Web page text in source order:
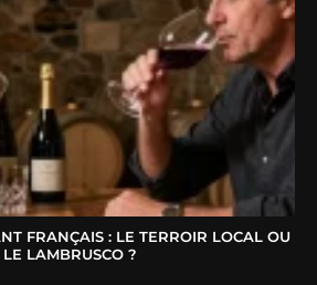
FRANÇAIS : LE TERROIR LOCAL OU
LE LAMBRUSCO ?